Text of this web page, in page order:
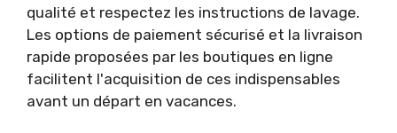
qualité et respectez les instructions de lavage.
Les options de paiement sécurisé et la livraison
rapide proposées par les boutiques en ligne
facilitent l'acquisition de ces indispensables
avant un départ en vacances.